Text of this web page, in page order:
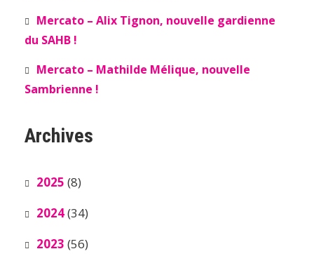
Mercato – Alix Tignon, nouvelle gardienne
du SAHB !
Mercato – Mathilde Mélique, nouvelle
Sambrienne !
Archives
2025 (8)
2024(34)
2023 (56)